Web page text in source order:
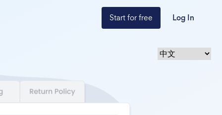
Start for free Log In